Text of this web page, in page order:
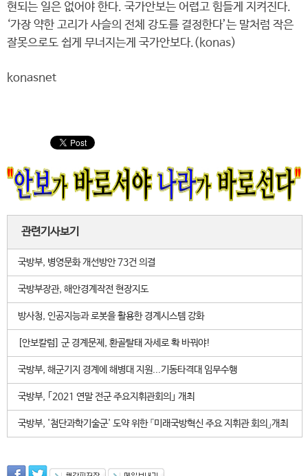
현되는 일은 없어야 한다. 국가안보는 어렵고 힘들게 지켜진다.
‘가장 약한 고리가 사슬의 전체 강도를 결정한다’는 말처럼 작은
잘못으로도 쉽게 무너지는게 국가안보다.(konas)
konasnet
관련기사보기
국방부, 병영문화 개선방안 73건 의결
국방부장관, 해안경계작전 현장지도
방사청, 인공지능과 로봇을 활용한 경계시스템 강화
[안보칼럼] 군 경계문제, 환골탈태 자세로 확 바꿔야!
국방부, 해군기지 경계에 해병대 지원...기동타격대 임무수행
국방부, ｢2021 연말 전군 주요지휘관회의｣ 개최
국방부, '첨단과학기술군' 도약 위한 「미래국방혁신 주요 지휘관 회의」개최